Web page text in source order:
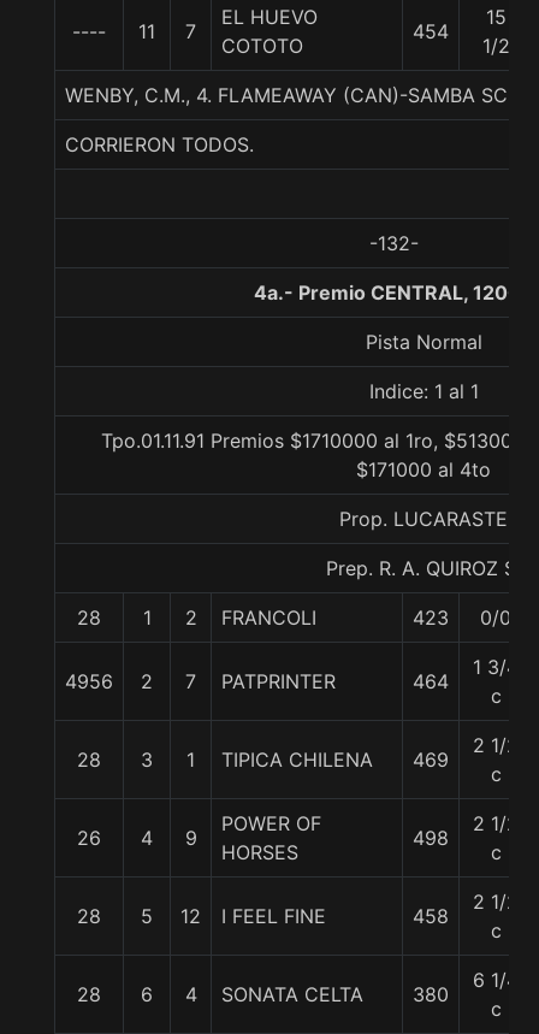
---- 11 7
EL HUEVO
COTOTO
454
15
1/2
WENBY, C.M., 4. FLAMEAWAY (CAN)-SAMBA
CORRIERON TODOS.
-132-
4a.- Premio CENTRAL, 1200
Pista Normal
Indice: 1 al 1
Tpo.01.11.91 Premios $1710000 al 1ro,
$171000 al 4to
Prop. LUCARASTE
Prep. R. A. QUIROZ S.
28 1 2 FRANCOLI 423 0/0
4956 2 7 PATPRINTER 464
1 3/4
c
28 3 1 TIPICA CHILENA 469
2 1/2
c
26 4 9
POWER OF
HORSES
498
2 1/2
c
28 5 12 I FEEL FINE 458
2 1/2
c
28 6 4 SONATA CELTA 380
6 1/4
c